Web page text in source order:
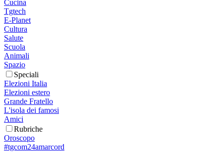
Cucina
Tgtech
E-Planet
Cultura
Salute
Scuola
Animali
Spazio
Speciali
Elezioni Italia
Elezioni estero
Grande Fratello
L'isola dei famosi
Amici
Rubriche
Oroscopo
#tgcom24amarcord